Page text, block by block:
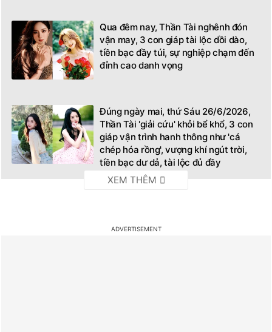
Qua đêm nay, Thần Tài nghênh đón
vận may, 3 con giáp tài lộc dồi dào,
tiền bạc đầy túi, sự nghiệp chạm đến
đỉnh cao danh vọng
Đúng ngày mai, thứ Sáu 26/6/2026,
Thần Tài 'giải cứu' khỏi bể khổ, 3 con
giáp vận trình hanh thông như 'cá
chép hóa rồng', vượng khí ngút trời,
tiền bạc dư dả, tài lộc đủ đầy